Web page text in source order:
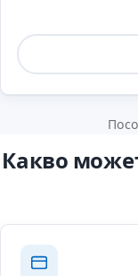
Какво